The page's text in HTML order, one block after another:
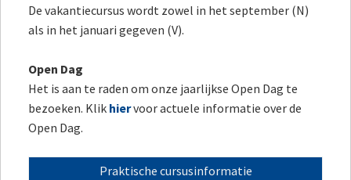
De vakantiecursus wordt zowel in het september (N)
als in het januari gegeven (V).
Open Dag
Het is aan te raden om onze jaarlijkse Open Dag te
bezoeken. Klik hiervoor actuele informatie over de
Open Dag.
Praktische cursusinformatie